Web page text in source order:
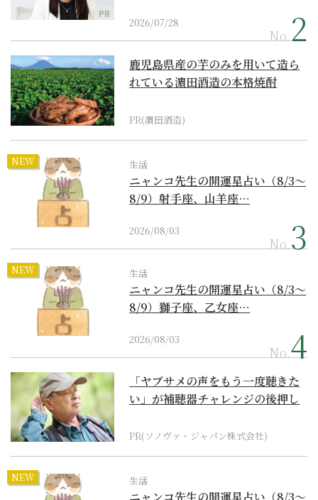
PR
2026/07/28
No.
鹿児島県産の芋のみを用いて造ら
れている濵田酒造の本格焼酎
PR(濵田酒造)
NEW 生活
ニャンコ先生の開運星占い（8/3～
8/9）射手座、山羊座…
2026/08/03
No.
NEW 生活
ニャンコ先生の開運星占い（8/3～
8/9）獅子座、乙女座…
2026/08/03
No.
「ヤブサメの声をもう一度聴きた
い」が補聴器チャレンジの後押し
PR(ソノヴァ・ジャパン株式会社)
NEW 生活